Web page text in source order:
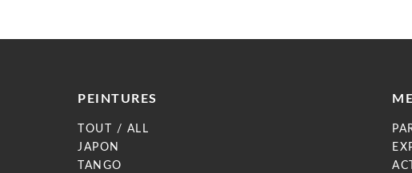
PEINTURES
TOUT / ALL
JAPON
TANGO